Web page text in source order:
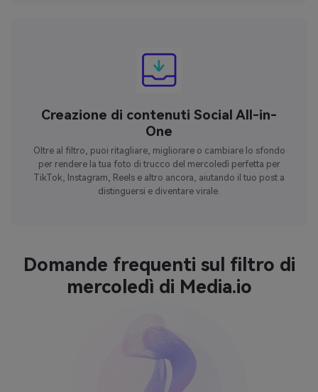
Creazione di contenuti Social All-in-
One
Oltre al filtro, puoi ritagliare, migliorare o cambiare lo sfondo
per rendere la tua foto di trucco del mercoledì perfetta per
TikTok, Instagram, Reels e altro ancora, aiutando il tuo post a
distinguersi e diventare virale.
Domande frequenti sul filtro di
mercoledì di Media.io